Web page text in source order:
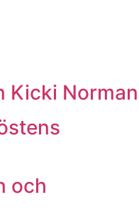
Kicki Norman
och